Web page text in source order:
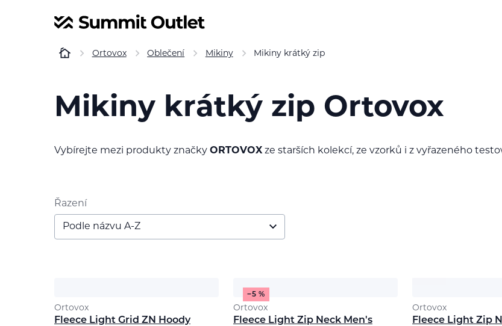
Ortovox Oblečení Mikiny Mikiny krátký zip
Mikiny krátký zip Ortovox
Vybírejte mezi produkty značky ORTOVOXze starších kolekcí, ze vzorků i z vyřazeného
Řazení
Podle názvu A-Z
Ortovox
Fleece Light Grid ZN Hoody
−5 %
Ortovox
Fleece Light Zip Neck Men's
Ortovox
Fleece Light Zip